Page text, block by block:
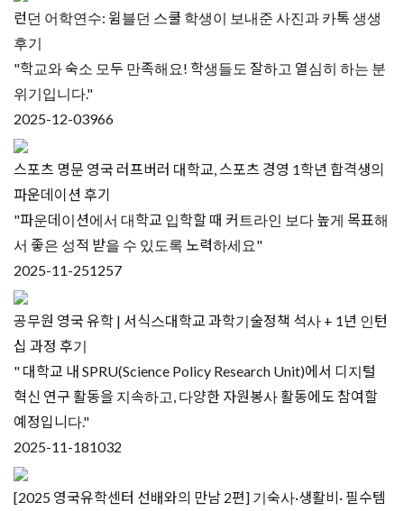
런던 어학연수: 윔블던 스쿨 학생이 보내준 사진과 카톡 생생
후기
"학교와 숙소 모두 만족해요! 학생들도 잘하고 열심히 하는 분
위기입니다."
2025-12-03966
스포츠 명문 영국 러프버러 대학교, 스포츠 경영 1학년 합격생의
파운데이션 후기
"파운데이션에서 대학교 입학할 때 커트라인 보다 높게 목표해
서 좋은 성적 받을 수 있도록 노력하세요"
2025-11-251257
공무원 영국 유학 | 서식스대학교 과학기술정책 석사 + 1년 인턴
십 과정 후기
" 대학교 내 SPRU(Science Policy Research Unit)에서 디지털
혁신 연구 활동을 지속하고, 다양한 자원봉사 활동에도 참여할
예정입니다."
2025-11-181032
[2025 영국유학센터 선배와의 만남 2편] 기숙사·생활비· 필수템